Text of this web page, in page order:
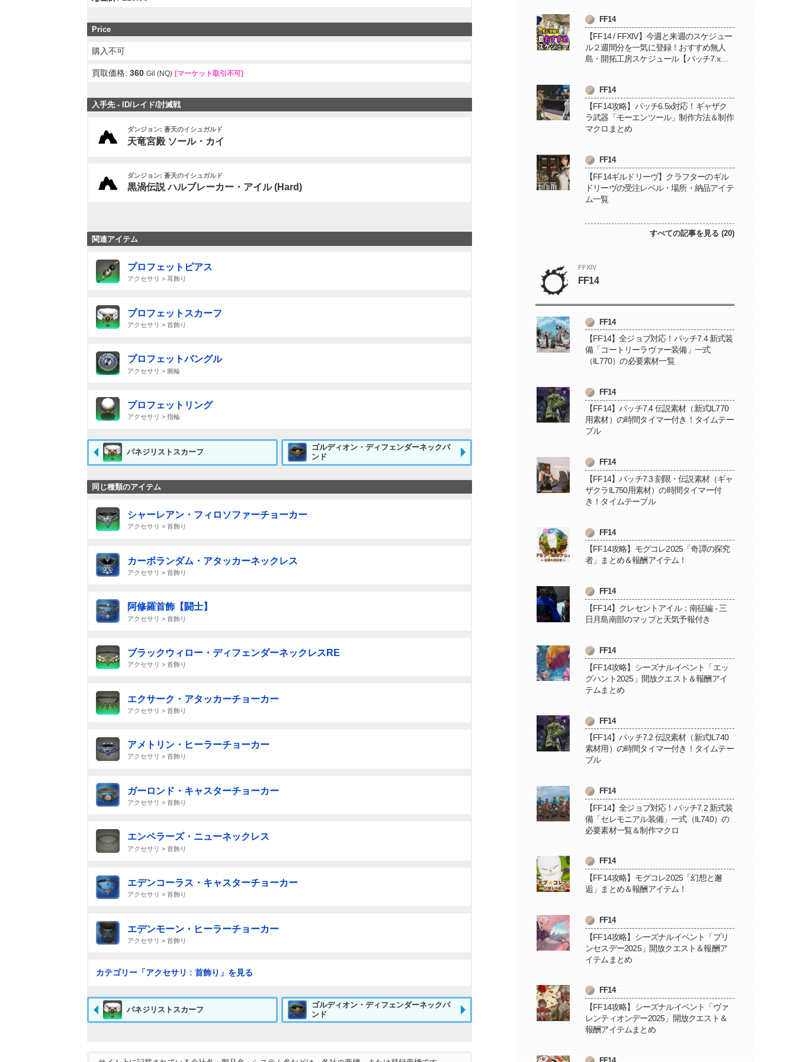
Price
購入不可
買取価格:360 Gil (NQ) [マーケット取引不可]
入手先 - ID/レイド/討滅戦
ダンジョン: 蒼天のイシュガルド
天竜宮殿 ソール・カイ
ダンジョン: 蒼天のイシュガルド
黒渦伝説 ハルブレーカー・アイル (Hard)
関連アイテム
プロフェットピアス
アクセサリ > 耳飾り
プロフェットスカーフ
アクセサリ > 首飾り
プロフェットバングル
アクセサリ > 腕輪
プロフェットリング
アクセサリ > 指輪
パネジリストスカーフ
ゴルディオン・ディフェンダーネックバ
ンド
同じ種類のアイテム
シャーレアン・フィロソファーチョーカー
アクセサリ > 首飾り
カーボランダム・アタッカーネックレス
アクセサリ > 首飾り
阿修羅首飾【闘士】
アクセサリ > 首飾り
ブラックウィロー・ディフェンダーネックレスRE
アクセサリ > 首飾り
エクサーク・アタッカーチョーカー
アクセサリ > 首飾り
アメトリン・ヒーラーチョーカー
アクセサリ > 首飾り
ガーロンド・キャスターチョーカー
アクセサリ > 首飾り
エンペラーズ・ニューネックレス
アクセサリ > 首飾り
エデンコーラス・キャスターチョーカー
アクセサリ > 首飾り
エデンモーン・ヒーラーチョーカー
アクセサリ > 首飾り
カテゴリー「アクセサリ : 首飾り」を見る
パネジリストスカーフ
ゴルディオン・ディフェンダーネックバ
ンド
FF14
【FF14 / FFXIV】今週と来週のスケジュー
ル２週間分を一気に登録！おすすめ無人
島・開拓工房スケジュール【パッチ7.x対
FF14
【FF14攻略】パッチ6.5x対応！ギャザク
ラ武器「モーエンツール」制作方法＆制作
マクロまとめ
FF14
【FF14ギルドリーヴ】クラフターのギル
ドリーヴの受注レベル・場所・納品アイテ
ム一覧
すべての記事を見る (20)
FFXIV
FF14
FF14
【FF14】全ジョブ対応！パッチ7.4 新式装
備「コートリーラヴァー装備」一式
（IL770）の必要素材一覧
FF14
【FF14】パッチ7.4 伝説素材（新式IL770
用素材）の時間タイマー付き！タイムテー
ブル
FF14
【FF14】パッチ7.3 刻限・伝説素材（ギャ
ザクラIL750用素材）の時間タイマー付
き！タイムテーブル
FF14
【FF14攻略】モグコレ2025「奇譚の探究
者」まとめ＆報酬アイテム！
FF14
【FF14】クレセントアイル：南征編 - 三
日月島南部のマップと天気予報付き
FF14
【FF14攻略】シーズナルイベント「エッ
グハント2025」開放クエスト＆報酬アイ
テムまとめ
FF14
【FF14】パッチ7.2 伝説素材（新式IL740
素材用）の時間タイマー付き！タイムテー
ブル
FF14
【FF14】全ジョブ対応！パッチ7.2 新式装
備「セレモニアル装備」一式（IL740）の
必要素材一覧＆制作マクロ
FF14
【FF14攻略】モグコレ2025「幻想と邂
逅」まとめ＆報酬アイテム！
FF14
【FF14攻略】シーズナルイベント「プリ
ンセスデー2025」開放クエスト＆報酬ア
イテムまとめ
FF14
【FF14攻略】シーズナルイベント「ヴァ
レンティオンデー2025」開放クエスト＆
報酬アイテムまとめ